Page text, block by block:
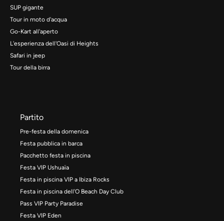
SUP gigante
Tour in moto d'acqua
Go-Kart all'aperto
L'esperienza dell'Oasi di Heights
Safari in jeep
Tour della birra
Partito
Pre-festa della domenica
Festa pubblica in barca
Pacchetto festa in piscina
Festa VIP Ushuaïa
Festa in piscina VIP a Ibiza Rocks
Festa in piscina dell'O Beach Day Club
Pass VIP Party Paradise
Festa VIP Eden